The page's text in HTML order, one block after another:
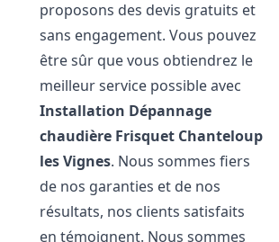
proposons des devis gratuits et
sans engagement. Vous pouvez
être sûr que vous obtiendrez le
meilleur service possible avec
Installation Dépannage
chaudière Frisquet Chanteloup
les Vignes. Nous sommes fiers
de nos garanties et de nos
résultats, nos clients satisfaits
en témoignent. Nous sommes